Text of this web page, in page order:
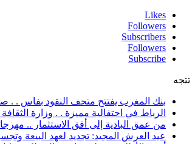
Likes
Followers
Subscribers
Followers
Subscribe
تتجه
بنك المغرب يفتتح متحف النقود بفاس . .
الرباط في احتفالية مميزة . . وزارة الثقافة
من عمق البادية إلى أفق الاستثمار ..
عيد العرش المجيد: تجديد لعهد البيعة